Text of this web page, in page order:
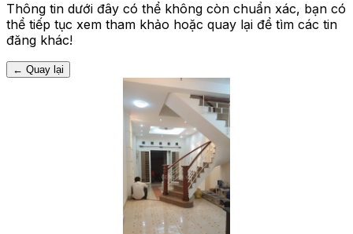
Thông tin dưới đây có thể không còn chuẩn xác, bạn có
thể tiếp tục xem tham khảo hoặc quay lại để tìm các tin
đăng khác!
← Quay lại